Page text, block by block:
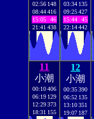
02:56 148
08:44416
15:05
46
21:41 438
03:34 135
09:25427
15:44
45
22:14442
11
小潮
00:10406
06:19 129
12:29373
18:31 155
12
小潮
00:35390
06:52 135
13:10351
19:07 187